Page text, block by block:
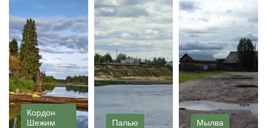
Кордон
Шежим
Палью Мылва